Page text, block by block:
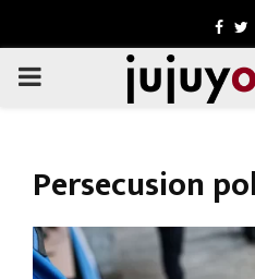
PRIMARY
Persecusion